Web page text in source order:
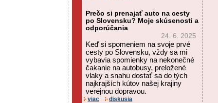
Prečo si prenajať auto na cesty
po Slovensku? Moje skúsenosti a
odporúčania
24. 6. 2025
Keď si spomeniem na svoje prvé
cesty po Slovensku, vždy sa mi
vybavia spomienky na nekonečné
čakanie na autobusy, preložené
vlaky a snahu dostať sa do tých
najkrajších kútov našej krajiny
verejnou dopravou.
viac diskusia